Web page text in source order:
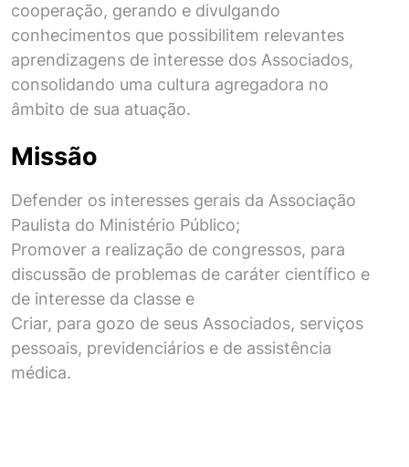
cooperação, gerando e divulgando
conhecimentos que possibilitem relevantes
aprendizagens de interesse dos Associados,
consolidando uma cultura agregadora no
âmbito de sua atuação.
Missão
Defender os interesses gerais da Associação
Paulista do Ministério Público;
Promover a realização de congressos, para
discussão de problemas de caráter científico e
de interesse da classe e
Criar, para gozo de seus Associados, serviços
pessoais, previdenciários e de assistência
médica.